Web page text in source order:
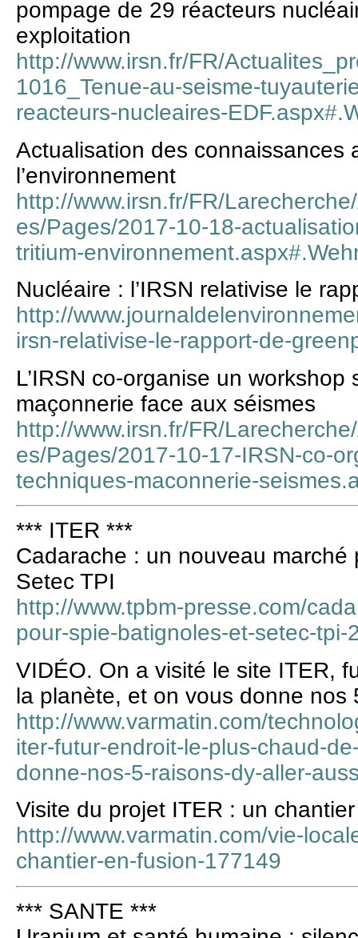
pompage de 29 réacteurs
exploitation
http://www.irsn.fr/FR/
1016_Tenue-au-seisme-
reacteurs-nucleaires-
Actualisation des connaissances
l’environnement
http://www.irsn.fr/FR/
es/Pages/2017-10-18-
tritium-
Nucléaire : l’IRSN relativise le
http://
irsn-relativise-le-rapport-de-
L’IRSN co-organise un
maçonnerie face aux séismes
http://www.irsn.fr/FR/
es/Pages/2017-10-17-IRSN-co-
techniques-maconnerie-
*** ITER ***
Cadarache : un nouveau
Setec TPI
http://www.tpbm-presse.com/
pour-spie-batignoles-et-setec-tpi-
VIDÉO. On a visité le site ITER,
la planète, et on vous donne nos
http://www.varmatin.com/
iter-futur-endroit-le-plus-chaud-
donne-nos-5-raisons-dy-aller-
Visite du projet ITER : un
http://www.varmatin.com/vie-
chantier-en-fusion-177149
*** SANTE ***